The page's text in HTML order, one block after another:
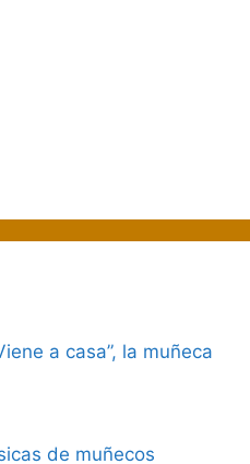
a casa”, la muñeca
de muñecos